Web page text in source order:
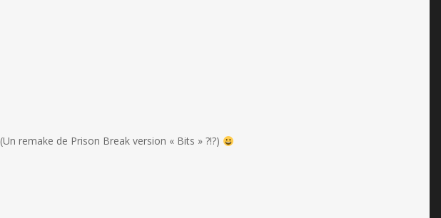
(Un remake de Prison Break version « Bits » ?!?)